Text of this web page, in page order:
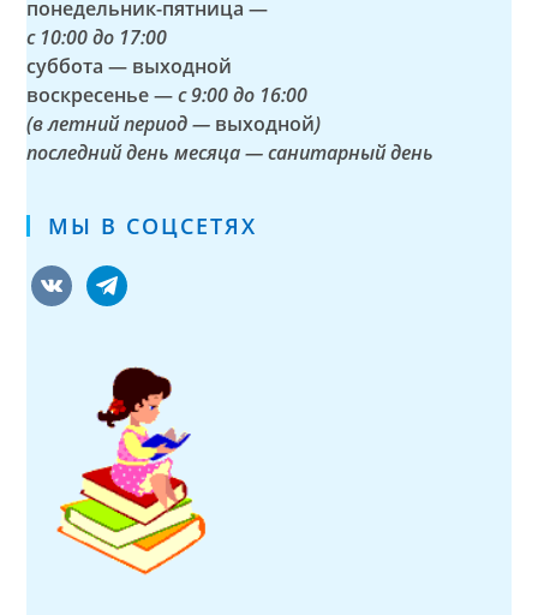
понедельник-пятница —
с 10:00 до 17:00
суббота — выходной
воскресенье —с 9:00 до 16:00
(в летний период — выходной)
последний день месяца — санитарный день
МЫ В СОЦСЕТЯХ
vkontaktetelegram